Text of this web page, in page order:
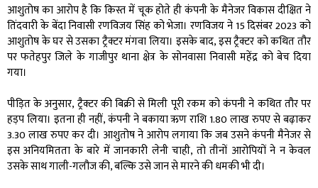
आशुतोष का आरोप है कि किस्त में चूक होते ही कंपनी के मैनेजर विकास दीक्षित ने
तिंदवारी के बेंदा निवासी रणविजय सिंह को भेजा। रणविजय ने 15 दिसंबर 2023 को
आशुतोष के घर से उसका ट्रैक्टर मंगवा लिया। इसके बाद, इस ट्रैक्टर को कथित तौर
पर फतेहपुर जिले के गाजीपुर थाना क्षेत्र के सोनवासा निवासी महेंद्र को बेच दिया
गया।
पीड़ित के अनुसार, ट्रैक्टर की बिक्री से मिली पूरी रकम को कंपनी ने कथित तौर पर
हड़प लिया। इतना ही नहीं, कंपनी ने बकाया ऋण राशि 1.80 लाख रुपए से बढ़ाकर
3.30 लाख रुपए कर दी। आशुतोष ने आरोप लगाया कि जब उसने कंपनी मैनेजर से
इस अनियमितता के बारे में जानकारी लेनी चाही, तो तीनों आरोपियों ने न केवल
उसके साथ गाली-गलौज की, बल्कि उसे जान से मारने की धमकी भी दी।